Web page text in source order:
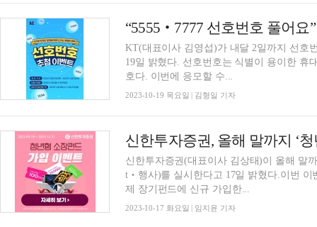
“5555‧7777 선호번호 풀어
KT(대표이사 김영섭)가 내달 2일까지 선호
19일 밝혔다. 선호번호는 식별이 용이한 휴
호다. 이번에 응모할 수...
2023-10-19 목요일 | 김형일 기자
신한투자증권(대표이사 김상태)이 올해 말
t‧행사)를 실시한다고 17일 밝혔다.이번 이
제 장기펀드에 신규 가입한...
2023-10-17 화요일 | 임지윤 기자